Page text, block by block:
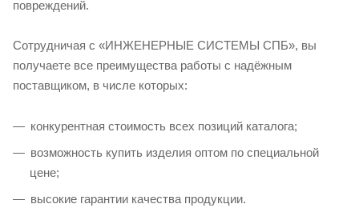
повреждений.
Сотрудничая с «ИНЖЕНЕРНЫЕ СИСТЕМЫ СПБ», вы
получаете все преимущества работы с надёжным
поставщиком, в числе которых:
конкурентная стоимость всех позиций каталога;
возможность купить изделия оптом по специальной
цене;
высокие гарантии качества продукции.